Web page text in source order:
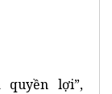
lợi”,